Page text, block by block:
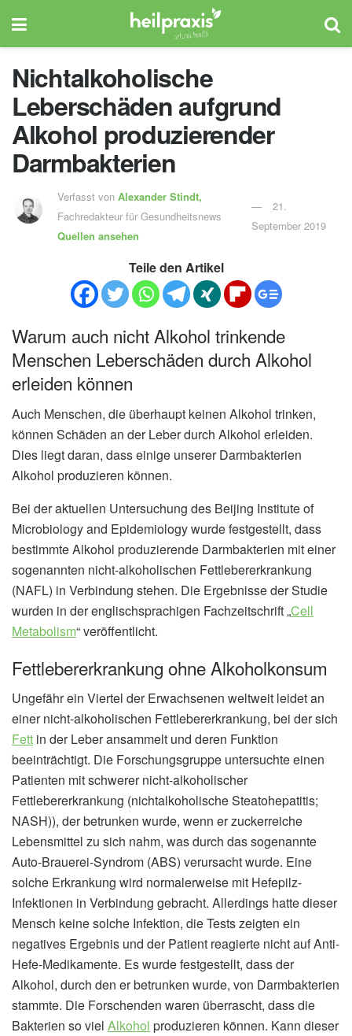
Nichtalkoholische
Leberschäden aufgrund
Alkohol produzierender
Darmbakterien
Verfasst vonAlexander Stindt,
Fachredakteur für Gesundheitsnews
Quellen ansehen
21.
September 2019
Teile den Artikel
Warum auch nicht Alkohol trinkende
Menschen Leberschäden durch Alkohol
erleiden können
Auch Menschen, die überhaupt keinen Alkohol trinken,
können Schäden an der Leber durch Alkohol erleiden.
Dies liegt daran, dass einige unserer Darmbakterien
Alkohol produzieren können.
Bei der aktuellen Untersuchung des Beijing Institute of
Microbiology and Epidemiology wurde festgestellt, dass
bestimmte Alkohol produzierende Darmbakterien mit einer
sogenannten nicht-alkoholischen Fettlebererkrankung
(NAFL) in Verbindung stehen. Die Ergebnisse der Studie
wurden in der englischsprachigen Fachzeitschrift „Cell
Metabolism“ veröffentlicht.
Fettlebererkrankung ohne Alkoholkonsum
Ungefähr ein Viertel der Erwachsenen weltweit leidet an
einer nicht-alkoholischen Fettlebererkrankung, bei der sich
Fett in der Leber ansammelt und deren Funktion
beeinträchtigt. Die Forschungsgruppe untersuchte einen
Patienten mit schwerer nicht-alkoholischer
Fettlebererkrankung (nichtalkoholische Steatohepatitis;
NASH)), der betrunken wurde, wenn er zuckerreiche
Lebensmittel zu sich nahm, was durch das sogenannte
Auto-Brauerei-Syndrom (ABS) verursacht wurde. Eine
solche Erkrankung wird normalerweise mit Hefepilz-
Infektionen in Verbindung gebracht. Allerdings hatte dieser
Mensch keine solche Infektion, die Tests zeigten ein
negatives Ergebnis und der Patient reagierte nicht auf Anti-
Hefe-Medikamente. Es wurde festgestellt, dass der
Alkohol, durch den er betrunken wurde, von Darmbakterien
stammte. Die Forschenden waren überrascht, dass die
Bakterien so viel Alkohol produzieren können. Kann dieser